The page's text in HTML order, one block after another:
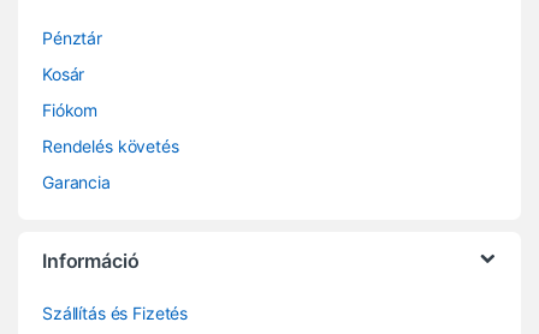
Pénztár
Kosár
Fiókom
Rendelés követés
Garancia
Információ
Szállítás és Fizetés